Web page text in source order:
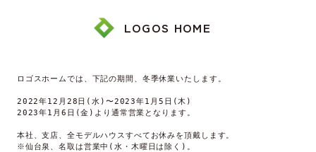
LOGOS HOME
ロゴスホームでは、下記の期間、冬季休業いたします。
2022年12月28日(水)〜2023年1月5日(木)
2023年1月6日(金)より通常営業となります。
本社、支店、全モデルハウスすべてお休みを頂戴します。
※仙台泉、名取は営業中(水・木曜日は除く)。